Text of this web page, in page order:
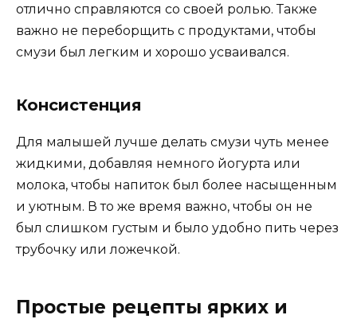
отлично справляются со своей ролью. Также
важно не переборщить с продуктами, чтобы
смузи был легким и хорошо усваивался.
Консистенция
Для малышей лучше делать смузи чуть менее
жидкими, добавляя немного йогурта или
молока, чтобы напиток был более насыщенным
и уютным. В то же время важно, чтобы он не
был слишком густым и было удобно пить через
трубочку или ложечкой.
Простые рецепты ярких и